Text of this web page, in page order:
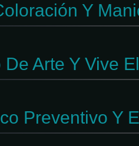
Y
Arte Y Vive
Preventivo Y